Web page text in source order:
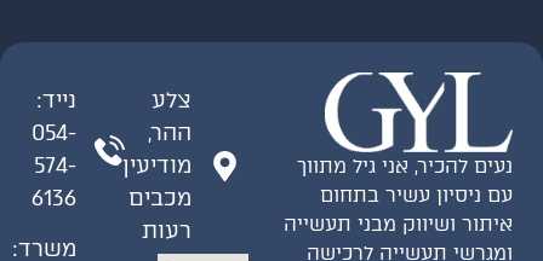
להכיר, אני גיל מתווך
ניסיון עשיר בתחום
ושיווק מבני תעשייה
תעשייה לרכישה
ההר,
מודיעין
מכבים
רעות
054-
574-
6136
משרד: